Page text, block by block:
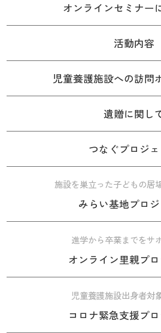
オンラインセミナー
活動内容
児童養護施設への訪問
遺贈に関し
つなぐプロジ
施設を巣立った子どもの居
みらい基地プロ
進学から卒業までをサ
オンライン里親プ
児童養護施設出身者対
コロナ緊急支援プ